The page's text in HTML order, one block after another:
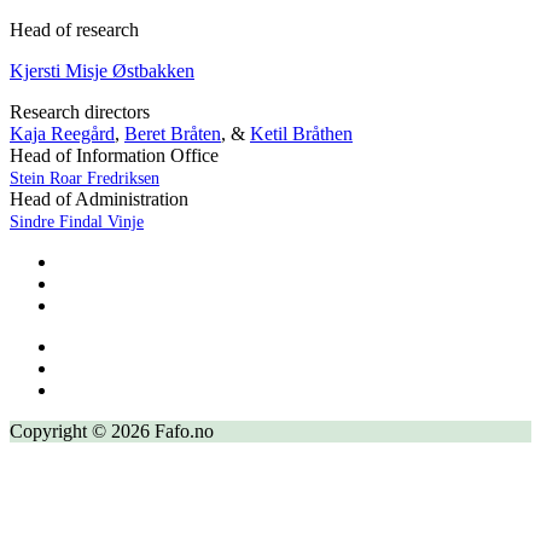
Head of research
Kjersti Misje Østbakken
Research directors
Kaja Reegård, Beret Bråten, & Ketil Bråthen
Head of Information Office
Stein Roar Fredriksen
Head of Administration
Sindre Findal Vinje
Copyright © 2026 Fafo.no